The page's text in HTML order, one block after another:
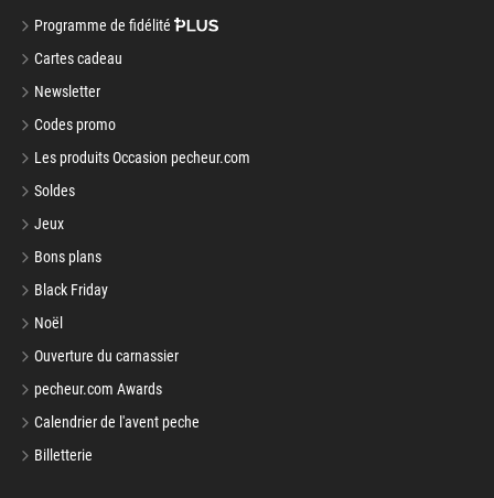
Programme de fidélité
Cartes cadeau
Newsletter
Codes promo
Les produits Occasion pecheur.com
Soldes
Jeux
Bons plans
Black Friday
Noël
Ouverture du carnassier
pecheur.com Awards
Calendrier de l'avent peche
Billetterie